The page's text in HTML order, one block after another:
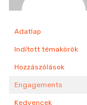
Adatlap
Indított témakörök
Hozzászólások
Engagements
Kedvencek